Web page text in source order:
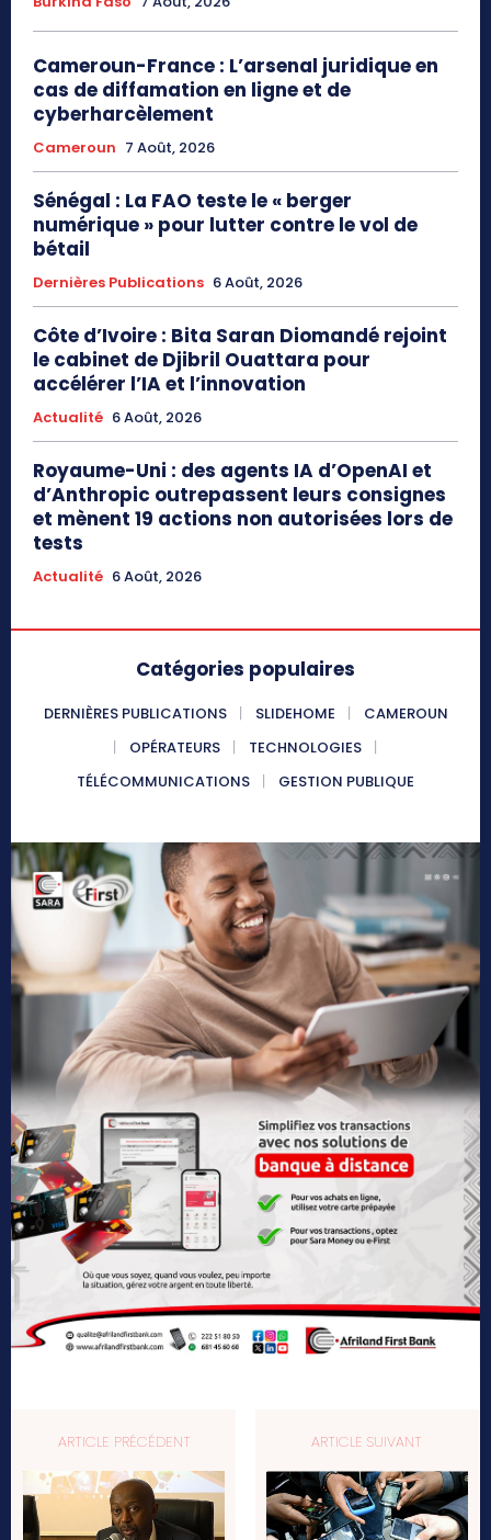
Cameroun-France : L’arsenal juridique en
cas de diffamation en ligne et de
cyberharcèlement
Cameroun 7 Août, 2026
Sénégal : La FAO teste le « berger
numérique » pour lutter contre le vol de
bétail
Dernières Publications 6 Août, 2026
Côte d’Ivoire : Bita Saran Diomandé rejoint
le cabinet de Djibril Ouattara pour
accélérer l’IA et l’innovation
Actualité 6 Août, 2026
Royaume-Uni : des agents IA d’OpenAI et
d’Anthropic outrepassent leurs consignes
et mènent 19 actions non autorisées lors de
tests
Actualité 6 Août, 2026
Catégories populaires
DERNIÈRES PUBLICATIONS SLIDEHOME
CAMEROUN
OPÉRATEURS
TECHNOLOGIES
TÉLÉCOMMUNICATIONS
GESTION PUBLIQUE
ARTICLE PRÉCÉDENT ARTICLE SUIVANT